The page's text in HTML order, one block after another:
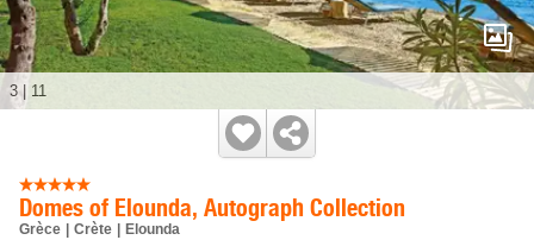
Domes of Elounda, Autograph Collection
Grèce Crète Elounda
3| 11